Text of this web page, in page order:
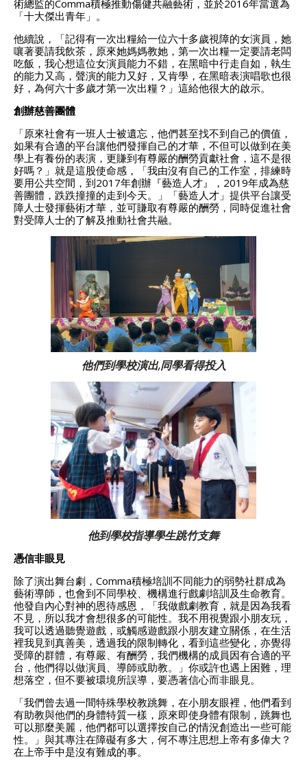
術總監的Comma積極推動傷健共融藝術，並於2016年當選為
「十大傑出青年」。
他續說，「記得有一次出糧給一位六十多歲視障的女演員，她
嚷著要請我飲茶，原來她媽媽教她，第一次出糧一定要請老闆
吃飯，我心想這位女演員能力不錯，在黑暗中行走自如，執生
的能力又高，聲演的能力又好，又肯學，在黑暗表演唱歌也很
好，為何六十多歲才第一次出糧？」這給他很大的啟示。
創辦慈善團體
「原來社會有一班人士被遺忘，他們甚至找不到自己的價值，
如果有合適的平台讓他們發揮自己的才華，不但可以做到在美
學上有養份的表演，更賺到有尊嚴的酬勞貢獻社會，這不是很
好嗎？」就是這股使命感，「我由沒有自己的工作室，排練時
要用公共空間，到2017年創辦『藝造人才』，2019年成為慈
善團體，跌跌撞撞的走到今天。」「藝造人才」提供平台讓受
障人士發揮藝術才華，並可賺取有尊嚴的酬勞，同時促進社會
對受障人士的了解及推動社會共融。
他們到學校演出,同學看得投入
他到學校指導學生跳竹支舞
憑信非眼見
除了演出舞台劇，Comma積極培訓不同能力的弱勢社群成為
藝術導師，也會到不同學校、機構進行戲劇培訓及生命教育。
他發自內心對神的恩待感恩，「我做戲劇教育，就是因為我看
不見，所以我才會想很多的可能性。我不用視覺跟小朋友玩，
我可以透過聽覺遊戲，或觸感遊戲跟小朋友建立關係，在生活
裡我見到真善美，透過我的限制轉化，看到這些變化，亦覺得
受障的群體，有尊嚴、有酬勞，我們機構的成員因有合適的平
台，他們得以做演員、導師或助教。」你或許也遇上困難，理
想落空，但不要被環境所誤導，要憑著信心而非眼見。
「我們曾去過一間特殊學校教跳舞，在小朋友眼裡，他們看到
有助教與他們的身體特質一樣，原來即使身體有限制，跳舞也
可以那麼美麗，他們都可以選擇按自己的情況創造出一些可能
性。」與其專注在障礙有多大，何不專注思想上帝有多偉大？
在上帝手中是沒有難成的事。